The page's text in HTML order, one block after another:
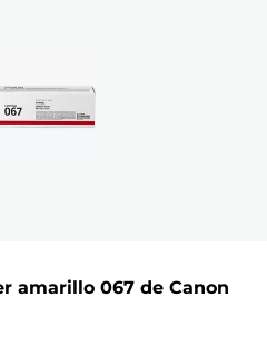
amarillo 067 de Canon